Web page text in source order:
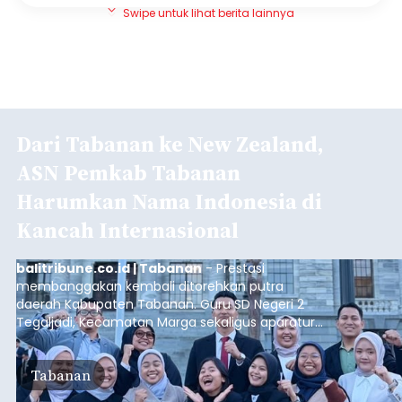
Swipe untuk lihat berita lainnya
Dari Tabanan ke New Zealand,
ASN Pemkab Tabanan
Harumkan Nama Indonesia di
Kancah Internasional
balitribune.co.id | Tabanan- Prestasi
membanggakan kembali ditorehkan putra
daerah Kabupaten Tabanan. Guru SD Negeri 2
Tegaljadi, Kecamatan Marga sekaligus aparatur
sipil negara (ASN) Pemerintah Kabupaten
Tabanan, I Ketut Darjika Astu (31), berhasil lolos
dalam program beasiswa bergengsi New Zealand
English Language Training for Officials (NZELTO)
Tabanan